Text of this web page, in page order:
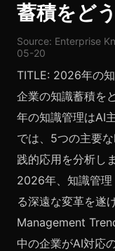
蓄積をど
Source: Enterprise
05-20
TITLE: 2026年の
企業の知識蓄積を
年の知識管理はAI
では、5つの主要
践的応用を分析し
2026年、知識管
る深遠な変革を遂
Management
中の企業がAI対応